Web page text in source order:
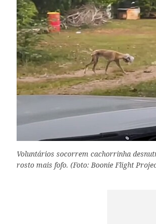
Voluntários socorrem cachorrinha
rosto mais fofo. (Foto: Boonie Flight